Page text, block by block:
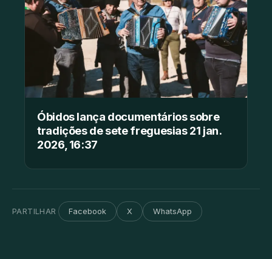
Óbidos lança documentários sobre
tradições de sete freguesias 21 jan.
2026, 16:37
PARTILHAR Facebook X WhatsApp